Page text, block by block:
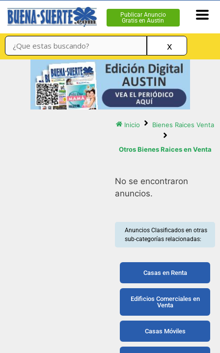
Publicar Anuncio
Gratis en Austin
x
Inicio Bienes Raices Venta
Otros Bienes Raices en Venta
No se encontraron
anuncios.
Anuncios Clasificados en otras
sub-categorías relacionadas:
Casas en Renta
Edificios Comerciales en
Venta
Casas Móviles